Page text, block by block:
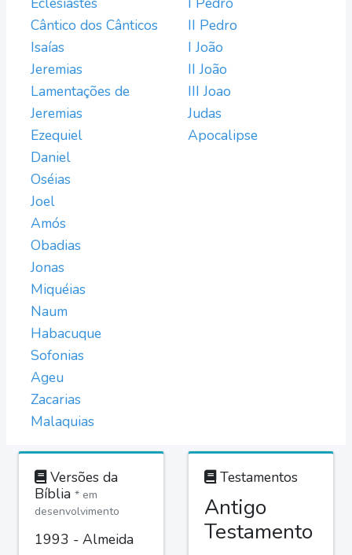
Cântico dos Cânticos
Isaías
Jeremias
Lamentações de
Jeremias
Ezequiel
Daniel
Oséias
Joel
Amós
Obadias
Jonas
Miquéias
Naum
Habacuque
Sofonias
Ageu
Zacarias
Malaquias
II Pedro
I João
II João
III Joao
Judas
Apocalipse
Versões da
Bíblia * em
desenvolvimento
1993 - Almeida
Testamentos
Antigo
Testamento